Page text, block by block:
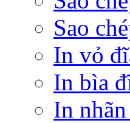
Sao
In vỏ
In bìa
In